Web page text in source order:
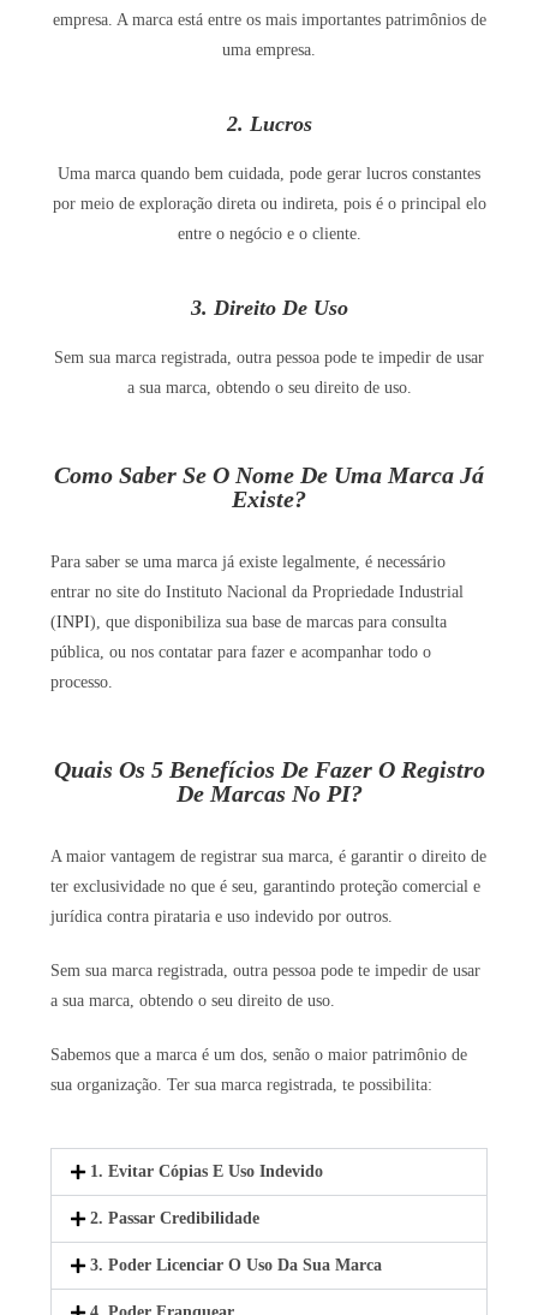
empresa. A marca está entre os mais importantes patrimônios de
uma empresa.
2. Lucros
Uma marca quando bem cuidada, pode gerar lucros constantes
por meio de exploração direta ou indireta, pois é o principal elo
entre o negócio e o cliente.
3. Direito De Uso
Sem sua marca registrada, outra pessoa pode te impedir de usar
a sua marca, obtendo o seu direito de uso.
Como Saber Se O Nome De Uma Marca Já
Existe?
Para saber se uma marca já existe legalmente, é necessário
entrar no site do Instituto Nacional da Propriedade Industrial
(INPI), que disponibiliza sua base de marcas para consulta
pública, ou nos contatar para fazer e acompanhar todo o
processo.
Quais Os 5 Benefícios De Fazer O Registro
De Marcas No PI?
A maior vantagem de registrar sua marca, é garantir o direito de
ter exclusividade no que é seu, garantindo proteção comercial e
jurídica contra pirataria e uso indevido por outros.
Sem sua marca registrada, outra pessoa pode te impedir de usar
a sua marca, obtendo o seu direito de uso.
Sabemos que a marca é um dos, senão o maior patrimônio de
sua organização. Ter sua marca registrada, te possibilita:
1. Evitar Cópias E Uso Indevido
2. Passar Credibilidade
3. Poder Licenciar O Uso Da Sua Marca